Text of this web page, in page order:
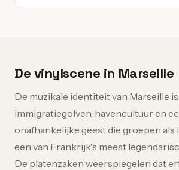
De vinylscene in Marseille
De muzikale identiteit van Marseille
immigratiegolven, havencultuur en
onafhankelijke geest die groepen
een van Frankrijk's meest
De platenzaken weerspiegelen dat